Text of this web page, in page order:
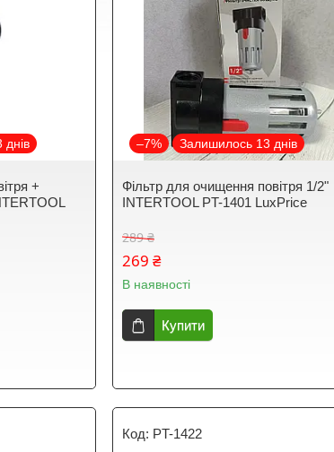
+
–7% Залишилось 13 днів
Фільтр для очищення повітря 1/2"
INTERTOOL PT-1401 LuxPrice
289 ₴
269 ₴
В наявності
Купити
PT-1422